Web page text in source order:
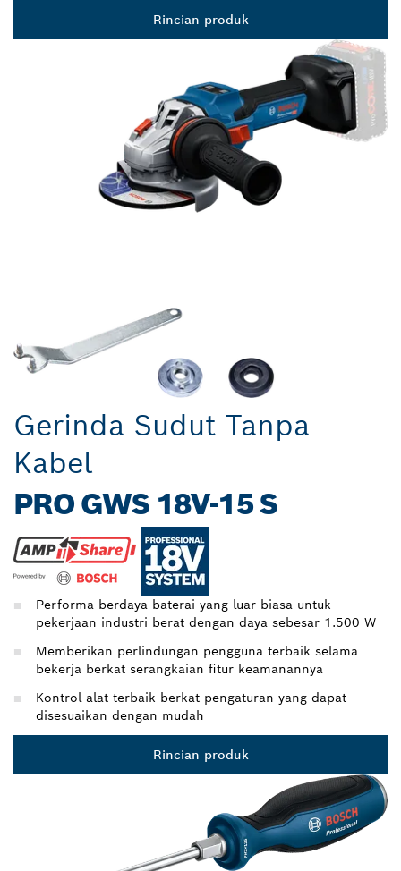
Rincian produk
Gerinda Sudut Tanpa
Kabel
PRO GWS 18V-15 S
Performa berdaya baterai yang luar biasa untuk
pekerjaan industri berat dengan daya sebesar 1.500 W
Memberikan perlindungan pengguna terbaik selama
bekerja berkat serangkaian fitur keamanannya
Kontrol alat terbaik berkat pengaturan yang dapat
disesuaikan dengan mudah
Rincian produk